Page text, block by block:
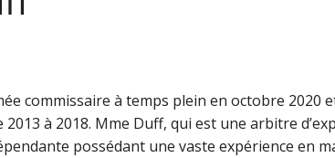
commissaire à temps plein en octobre 2020
à 2018. Mme Duff, qui est une arbitre
possédant une vaste expérience en